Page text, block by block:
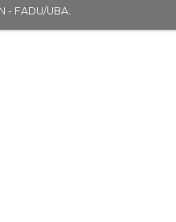
- FADU/UBA.